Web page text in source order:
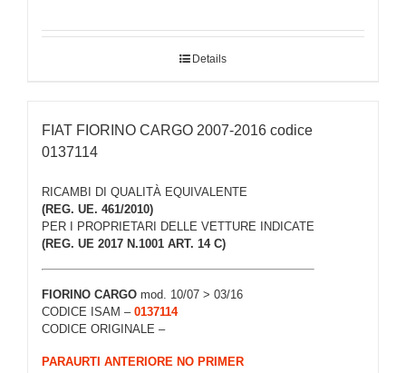
Details
FIAT FIORINO CARGO 2007-2016 codice
0137114
RICAMBI DI QUALITÀ EQUIVALENTE
(REG. UE. 461/2010)
PER I PROPRIETARI DELLE VETTURE INDICATE
(REG. UE 2017 N.1001 ART. 14 C)
FIORINO CARGO mod. 10/07 > 03/16
CODICE ISAM – 0137114
CODICE ORIGINALE –
PARAURTI ANTERIORE NO PRIMER